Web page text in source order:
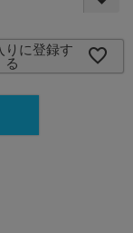
りに登録す
る